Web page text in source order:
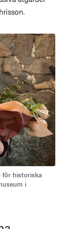
för historiska
i